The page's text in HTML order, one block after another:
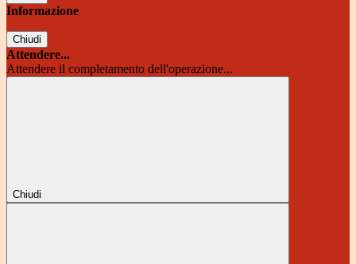
Informazione
Chiudi
Attendere...
Attendere il completamento dell'operazione...
Chiudi